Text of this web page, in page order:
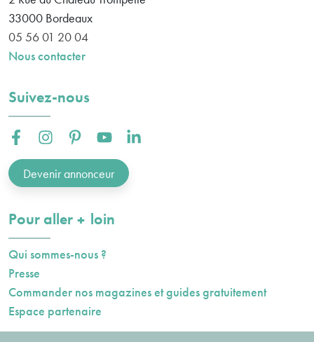
33000 Bordeaux
05 56 01 20 04
Nous contacter
Suivez-nous
Facebook :Instagram :Pinterest :Youtube :Linkedin :
Devenir annonceur
Pour aller plusloin
Qui sommes-nous ?
Presse
Commander nos magazines et guides gratuitement
Espace partenaire